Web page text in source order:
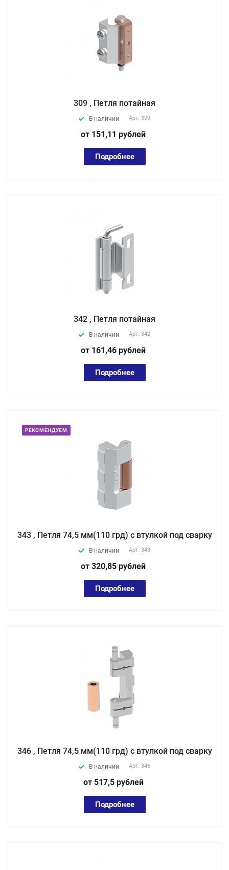
309 , Петля потайная
В наличии Арт. 309
от 151,11 рублей
Подробнее
342 , Петля потайная
В наличии Арт. 342
от 161,46 рублей
Подробнее
РЕКОМЕНДУЕМ
343 , Петля 74,5 мм(110 грд) с втулкой под сварку
В наличии Арт. 343
от 320,85 рублей
Подробнее
346 , Петля 74,5 мм(110 грд) с втулкой под сварку
В наличии Арт. 346
от 517,5 рублей
Подробнее